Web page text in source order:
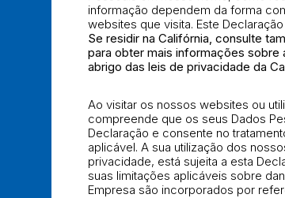
informação dependem da forma
websites que visita. Este
Se residir na Califórnia, consulte
para obter mais informações
abrigo das leis de privacidade da
Ao visitar os nossos websites ou
compreende que os seus Dados
Declaração e consente no
aplicável. A sua utilização dos
privacidade, está sujeita a esta
suas limitações aplicáveis sobre
Empresa são incorporados por